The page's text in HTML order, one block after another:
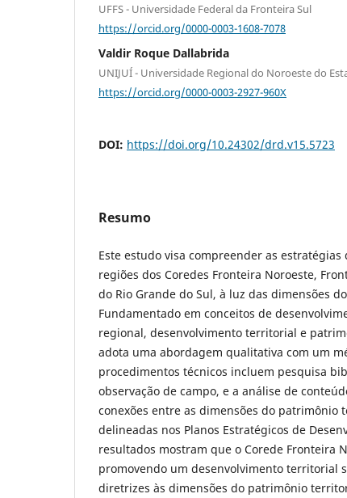
UFFS - Universidade Federal da Fronteira Sul
https://orcid.org/0000-0003-1608-7078
Valdir Roque Dallabrida
UNIJUÍ - Universidade Regional do Noroeste do
https://orcid.org/0000-0003-2927-960X
DOI: https://doi.org/10.24302/drd.v15.5723
Resumo
Este estudo visa compreender as
regiões dos Coredes Fronteira Noroeste,
do Rio Grande do Sul, à luz das dimensões
Fundamentado em conceitos de
regional, desenvolvimento territorial e
adota uma abordagem qualitativa com um
procedimentos técnicos incluem pesquisa
observação de campo, e a análise de
conexões entre as dimensões do patrimônio
delineadas nos Planos Estratégicos de
resultados mostram que o Corede Fronteira
promovendo um desenvolvimento territorial
diretrizes às dimensões do patrimônio